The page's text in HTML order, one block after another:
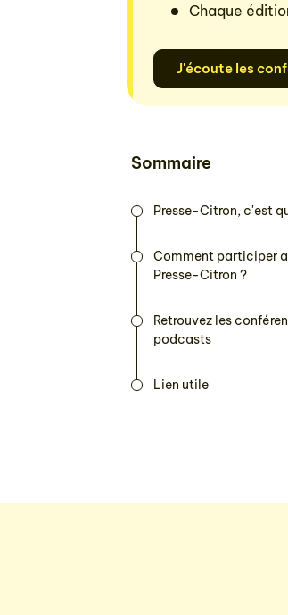
Chaque
J'écoute les
Sommaire
Presse-Citron, c'est
Comment participer
Presse-Citron ?
Retrouvez les
podcasts
Lien utile